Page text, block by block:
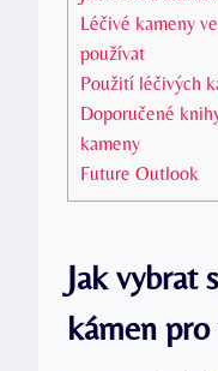
Léčivé kameny
používat
Použití léčivých
Doporučené
kameny
Future Outlook
Jak vybrat
kámen